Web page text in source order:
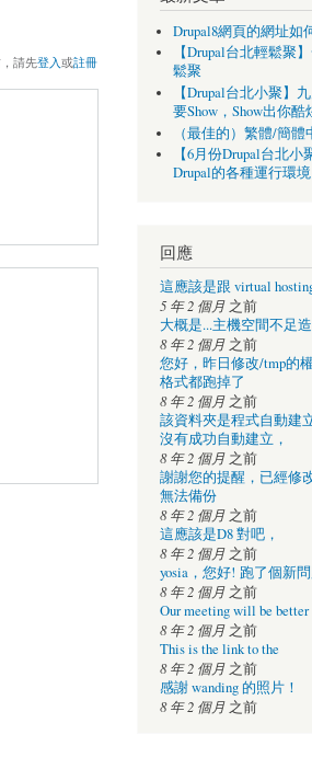
請先登入或註冊
Drupal8網頁的網址如
【Drupal台北輕鬆聚
鬆聚
【Drupal台北小聚】
要Show，Show出你
（最佳的）繁體/簡
【6月份Drupal台北
Drupal的各種運行環境
回應
這應該是跟 virtual
5 年 2 個月之前
大概是...主機空間不足
8 年 2 個月之前
您好，昨日修改/tmp的
格式都跑掉了
8 年 2 個月之前
該資料夾是程式自動建
沒有成功自動建立，
8 年 2 個月之前
謝謝您的提醒，已經修
無法備份
8 年 2 個月之前
這應該是D8 對吧，
8 年 2 個月之前
yosia，您好! 跑了個新
8 年 2 個月之前
Our meeting will be better
8 年 2 個月之前
This is the link to the
8 年 2 個月之前
感謝 wanding 的照片！
8 年 2 個月之前